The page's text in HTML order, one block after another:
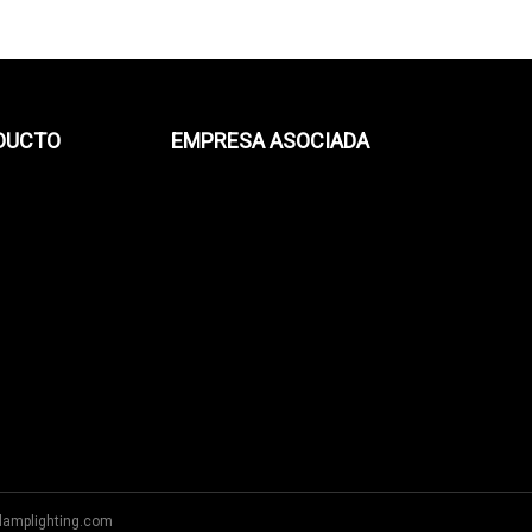
EMPRESA ASOCIADA